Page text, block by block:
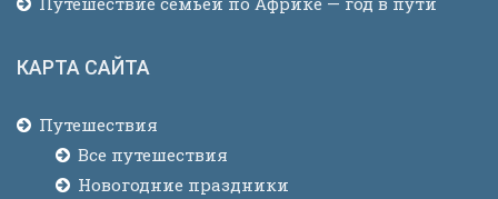
КАРТА САЙТА
Путешествия
Все путешествия
Новогодние праздники